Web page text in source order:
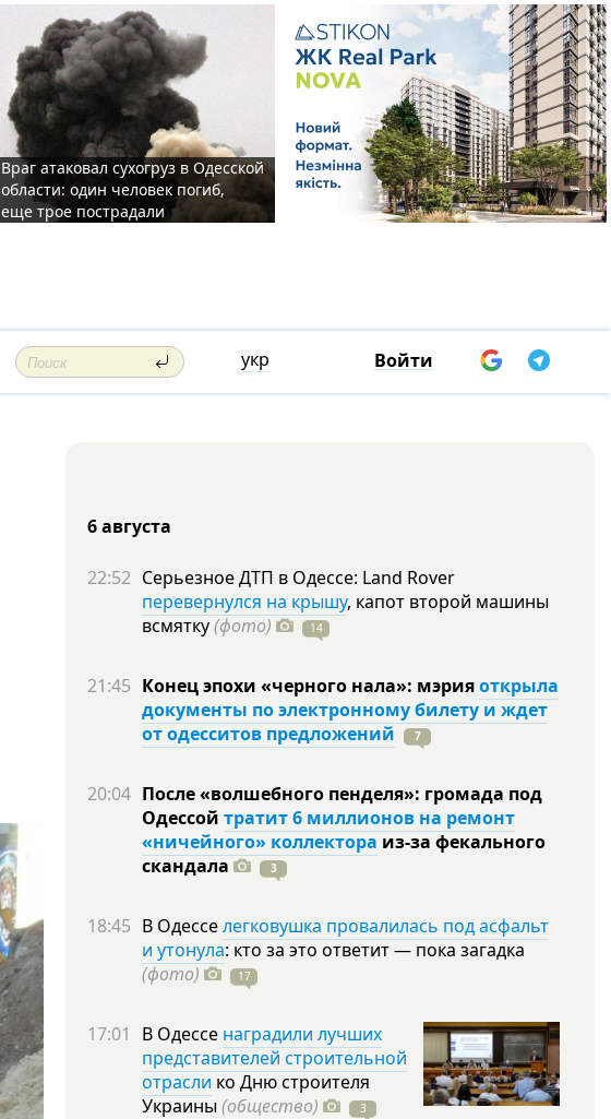
Враг атаковал сухогруз в Одесской
области: один человек погиб,
еще трое пострадали
укр Войти
6 августа
22:52 Серьезное ДТП в Одессе: Land Rover
перевернулся на крышу, капот второй машины
всмятку(фото) 14
21:45 Конец эпохи «черного нала»: мэрияоткрыла
документы по электронному билету и ждет
от одесситов предложений
7
20:04 После «волшебного пенделя»: громада под
Одессой тратит 6 миллионов на ремонт
«ничейного» коллектора из-за фекального
скандала
3
18:45 В Одесселегковушка провалилась под асфальт
и утонула: кто за это ответит — пока загадка
(фото)
17
17:01 В Одессе наградили лучших
представителей строительной
отрасли ко Дню строителя
Украины (общество) 3